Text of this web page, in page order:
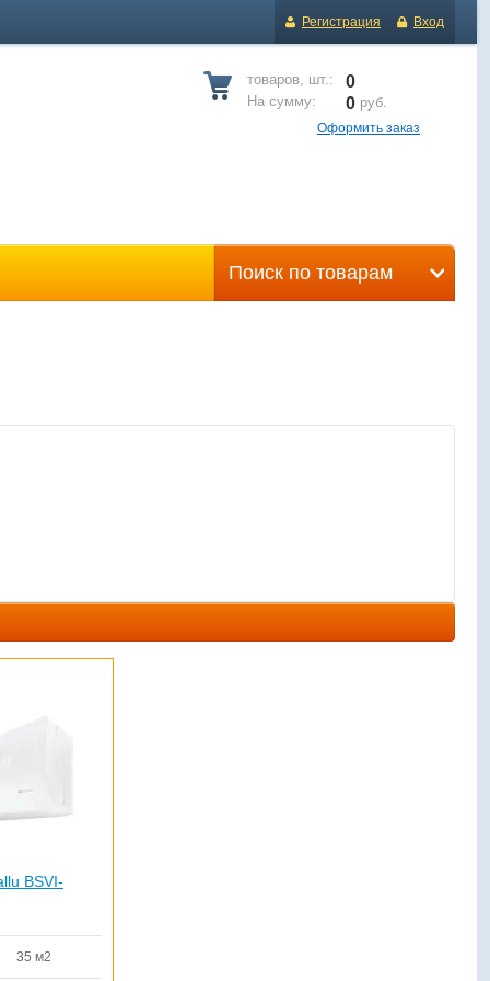
Регистрация Вход
товаров, шт.: 0
На сумму: 0 руб.
Оформить заказ
Поиск по товарам
BSVI-
35 м2